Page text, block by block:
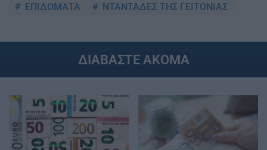
ΕΠΙΔΟΜΑΤΑ
ΝΤΑΝΤΑΔΕΣ ΤΗΣ ΓΕΙΤΟΝΙΑΣ
ΔΙΑΒΑΣΤΕ ΑΚΟΜΑ